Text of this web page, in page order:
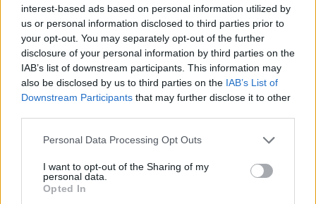
interest-based ads based on personal information utilized by
us or personal information disclosed to third parties prior to
your opt-out. You may separately opt-out of the further
disclosure of your personal information by third parties on the
IAB’s list of downstream participants. This information may
also be disclosed by us to third parties on the IAB’s List of
Downstream Participants that may further disclose it to other
Please note that this website/app uses one or more Google
not limited to your visit or usage behaviour. You may click to
grant or deny consent to Google and its third-party tags to
use your data for below specified purposes in below Google
Personal Data Processing Opt Outs
I want to opt-out of the Sharing of my
personal data.
Opted In
A bevásárlólista és a politikai
nagykép